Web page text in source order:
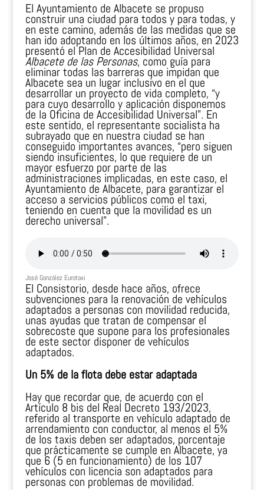
El Ayuntamiento de Albacete se propuso
construir una ciudad para todos y para todas, y
en este camino, además de las medidas que se
han ido adoptando en los últimos años, en 2023
presentó el Plan de Accesibilidad Universal
Albacete de las Personas, como guía para
eliminar todas las barreras que impidan que
Albacete sea un lugar inclusivo en el que
desarrollar un proyecto de vida completo, “y
para cuyo desarrollo y aplicación disponemos
de la Oficina de Accesibilidad Universal”. En
este sentido, el representante socialista ha
subrayado que en nuestra ciudad se han
conseguido importantes avances, “pero siguen
siendo insuficientes, lo que requiere de un
mayor esfuerzo por parte de las
administraciones implicadas, en este caso, el
Ayuntamiento de Albacete, para garantizar el
acceso a servicios públicos como el taxi,
teniendo en cuenta que la movilidad es un
derecho universal”.
José González Eurotaxi
El Consistorio, desde hace años, ofrece
subvenciones para la renovación de vehículos
adaptados a personas con movilidad reducida,
unas ayudas que tratan de compensar el
sobrecoste que supone para los profesionales
de este sector disponer de vehículos
adaptados.
Un 5% de la flota debe estar adaptada
Hay que recordar que, de acuerdo con el
Artículo 8 bis del Real Decreto 193/2023,
referido al transporte en vehículo adaptado de
arrendamiento con conductor, al menos el 5%
de los taxis deben ser adaptados, porcentaje
que prácticamente se cumple en Albacete, ya
que 6 (5 en funcionamiento) de los 107
vehículos con licencia son adaptados para
personas con problemas de movilidad.